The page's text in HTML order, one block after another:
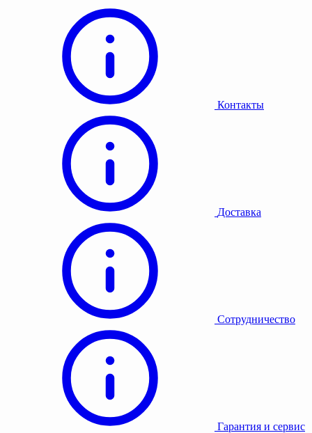
Контакты
Доставка
Сотрудничество
Гарантия и сервис